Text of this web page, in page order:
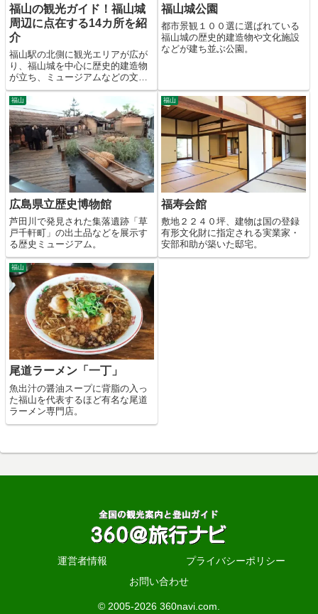
福山の観光ガイド！福山城
周辺に点在する14カ所を紹
介
福山駅の北側に観光エリアが広が
り、福山城を中心に歴史的建造物
が立ち、ミュージアムなどの文化
施設が立地。
福山城公園
都市景観１００選に選ばれている
福山城の歴史的建造物や文化施設
などが建ち並ぶ公園。
福山
広島県立歴史博物館
芦田川で発見された集落遺跡「草
戸千軒町」の出土品などを展示す
る歴史ミュージアム。
福山
福寿会館
敷地２２４０坪、建物は国の登録
有形文化財に指定される実業家・
安部和助が築いた邸宅。
福山
尾道ラーメン「一丁」
魚出汁の醤油スープに背脂の入っ
た福山を代表するほど有名な尾道
ラーメン専門店。
運営者情報
プライバシーポリシー
お問い合わせ
© 2005-2026 360navi.com.